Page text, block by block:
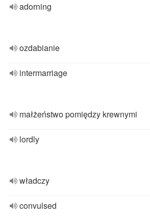
adorning
ozdabianie
intermarriage
małżeństwo pomiędzy krewnymi
lordly
władczy
convulsed